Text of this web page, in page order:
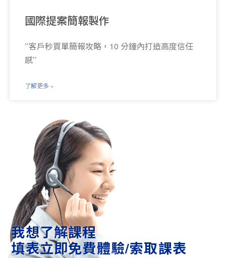
國際提案簡報製作
’’客戶秒買單簡報攻略，10 分鐘內打造高度信任
感’’
了解更多 »
我想了解課程
填表立即免費體驗/索取課表